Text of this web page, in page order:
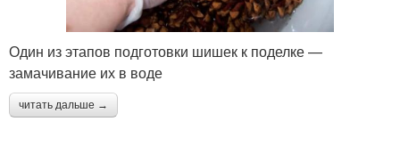
Один из этапов подготовки шишек к поделке —
замачивание их в воде
читать дальше →